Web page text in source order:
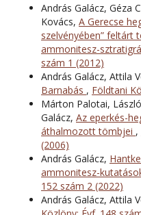
András Galácz, Géza
Kovács, A Gerecse
szelvényében” feltárt
ammonitesz-
szám 1 (2012)
András Galácz, Attila
Barnabás , Földtani
Márton Palotai,
Galácz, Az eperkés-
áthalmozott tömbjei ,
(2006)
András Galácz,
ammonitesz-
152 szám 2 (2022)
András Galácz, Attila